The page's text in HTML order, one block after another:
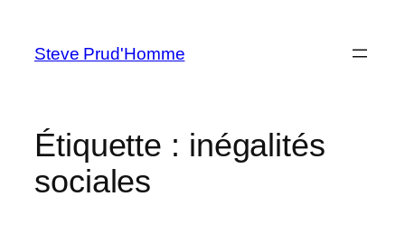
contenu
Steve Prud'Homme
Étiquette : inégalités
sociales